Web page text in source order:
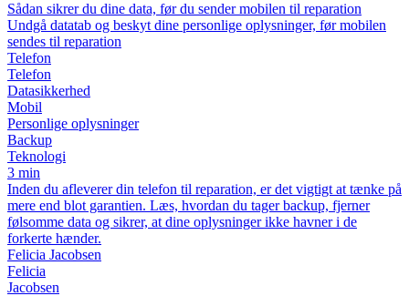
Sådan sikrer du dine data, før du sender mobilen til reparation
Undgå datatab og beskyt dine personlige oplysninger, før mobilen
sendes til reparation
Telefon
Telefon
Datasikkerhed
Mobil
Personlige oplysninger
Backup
Teknologi
3 min
Inden du afleverer din telefon til reparation, er det vigtigt at tænke på
mere end blot garantien. Læs, hvordan du tager backup, fjerner
følsomme data og sikrer, at dine oplysninger ikke havner i de
forkerte hænder.
Felicia Jacobsen
Felicia
Jacobsen